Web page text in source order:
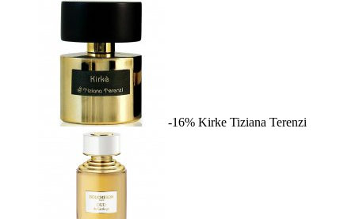
-16% Kirke Tiziana Terenzi